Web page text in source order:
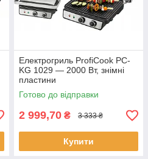
Електрогриль ProfiCook PC-
KG 1029 — 2000 Вт, знімні
пластини
Готово до відправки
2 999,70 ₴ 3 333 ₴
Купити